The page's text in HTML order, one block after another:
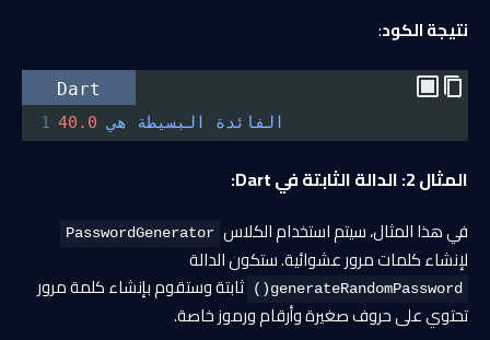
نتيجة الكود:
Dart
1 الفائدة البسيطة هي 40.0
المثال 2: الدالة الثابتة في Dart:
في هذا المثال، سيتم استخدام الكلاس PasswordGenerator
لإنشاء كلمات مرور عشوائية. ستكون الدالة
generateRandomPassword()
ثابتة وستقوم بإنشاء كلمة مرور
تحتوي على حروف صغيرة وأرقام ورموز خاصة.